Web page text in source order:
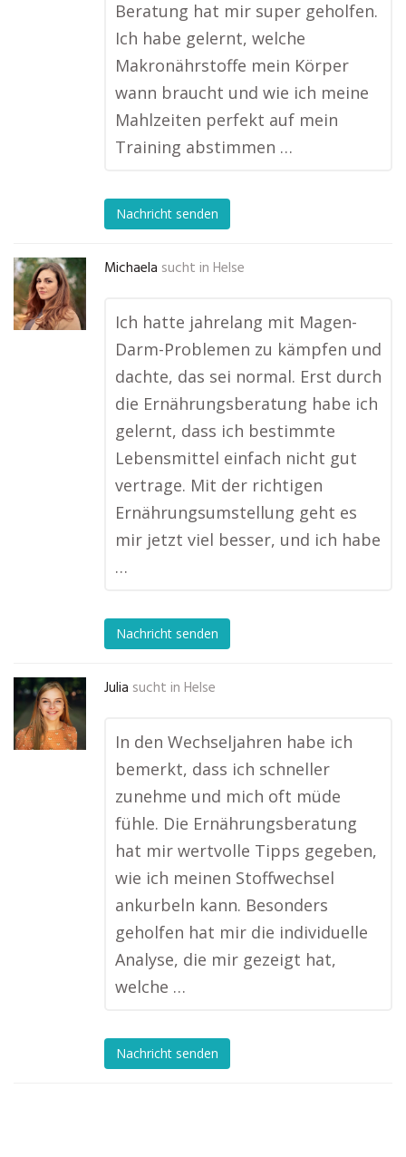
Beratung hat mir super geholfen.
Ich habe gelernt, welche
Makronährstoffe mein Körper
wann braucht und wie ich meine
Mahlzeiten perfekt auf mein
Training abstimmen …
Nachricht senden
Michaela sucht in Helse
Ich hatte jahrelang mit Magen-
Darm-Problemen zu kämpfen und
dachte, das sei normal. Erst durch
die Ernährungsberatung habe ich
gelernt, dass ich bestimmte
Lebensmittel einfach nicht gut
vertrage. Mit der richtigen
Ernährungsumstellung geht es
mir jetzt viel besser, und ich habe
…
Nachricht senden
Julia sucht in Helse
In den Wechseljahren habe ich
bemerkt, dass ich schneller
zunehme und mich oft müde
fühle. Die Ernährungsberatung
hat mir wertvolle Tipps gegeben,
wie ich meinen Stoffwechsel
ankurbeln kann. Besonders
geholfen hat mir die individuelle
Analyse, die mir gezeigt hat,
welche …
Nachricht senden